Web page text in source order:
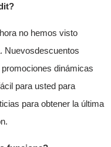
no hemos visto
Nuevosdescuentos
dinámicas
para usted para
para obtener la última